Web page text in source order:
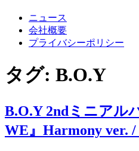
ニュース
会社概要
プライバシーポリシー
タグ: B.O.Y
B.O.Y 2ndミニアル
WE』Harmony ver. /